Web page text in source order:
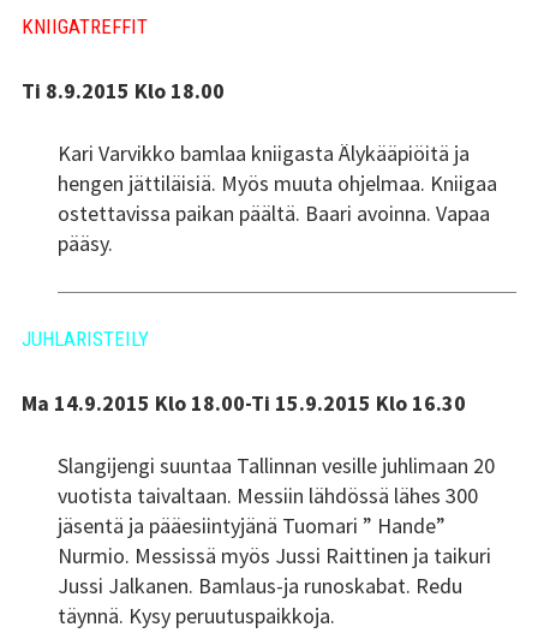
Kundit
Kundi ja Friidu 2015
Kundi ja Friidu 2017
Kundi ja Friidu 2018
Stadin Slangi tv
Yhteystiedot
KNIIGATREFFIT
Ti 8.9.2015 Klo 18.00
Kari Varvikko bamlaa kniigasta Älykääpiöitä ja
hengen jättiläisiä. Myös muuta ohjelmaa. Kniigaa
ostettavissa paikan päältä. Baari avoinna. Vapaa
pääsy.
JUHLARISTEILY
Ma 14.9.2015 Klo 18.00-Ti 15.9.2015 Klo 16.30
Slangijengi suuntaa Tallinnan vesille juhlimaan 20
vuotista taivaltaan. Messiin lähdössä lähes 300
jäsentä ja pääesiintyjänä Tuomari ” Hande”
Nurmio. Messissä myös Jussi Raittinen ja taikuri
Jussi Jalkanen. Bamlaus-ja runoskabat. Redu
täynnä. Kysy peruutuspaikkoja.